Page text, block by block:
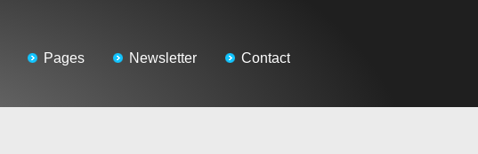
Pages Newsletter Contact